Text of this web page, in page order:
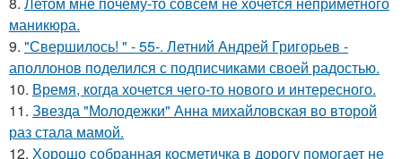
маникюра.
9. "Свершилось! " - 55-. Летний Андрей Григорьев -
аполлонов поделился с подписчиками своей радостью.
10. Время, когда хочется чего-то нового и интересного.
11. Звезда "Молодежки" Анна михайловская во второй
раз стала мамой.
12. Хорошо собранная косметичка в дорогу помогает не